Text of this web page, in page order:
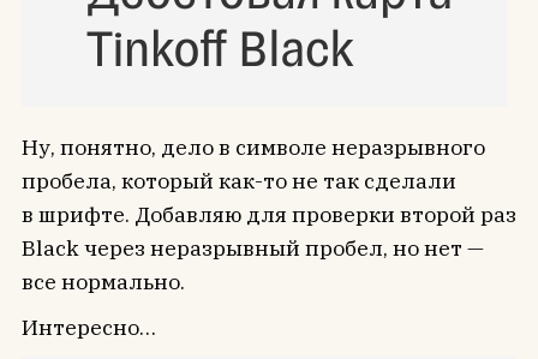
Ну, понятно, дело в символе неразрывного
пробела, который как-то не так сделали
в шрифте. Добавляю для проверки второй раз
Black через неразрывный пробел, но нет —
все нормально.
Интересно…